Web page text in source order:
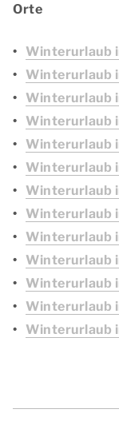
Orte
Winterurlaub
Winterurlaub
Winterurlaub
Winterurlaub
Winterurlaub
Winterurlaub
Winterurlaub
Winterurlaub
Winterurlaub
Winterurlaub
Winterurlaub
Winterurlaub
Winterurlaub